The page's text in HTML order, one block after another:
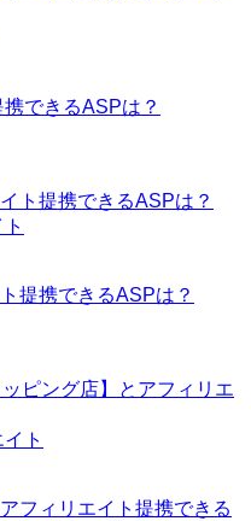
できるASPは？
ト提携できるASPは？
提携できるASPは？
ピング店】とアフィリエ
ト
フィリエイト提携できる